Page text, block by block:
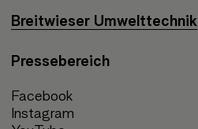
Breitwieser Umwelttechnik
Pressebereich
Facebook
Instagram